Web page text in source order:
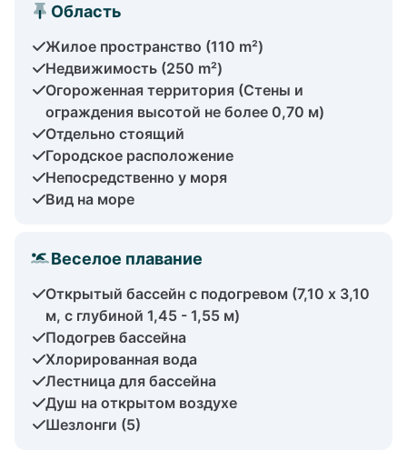
Область
Жилое пространство (110 m²)
Недвижимость (250 m²)
Огороженная территория (Стены и
ограждения высотой не более 0,70 м)
Отдельно стоящий
Городское расположение
Непосредственно у моря
Вид на море
Веселое плавание
Открытый бассейн с подогревом (7,10 x 3,10
м, с глубиной 1,45 - 1,55 м)
Подогрев бассейна
Хлорированная вода
Лестница для бассейна
Душ на открытом воздухе
Шезлонги (5)